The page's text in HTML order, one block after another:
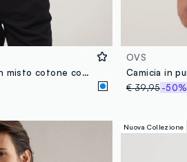
Camicia azzurra slim in misto cotone con collo francese
OVS
€ 39,95-50%
Nuova Collezione